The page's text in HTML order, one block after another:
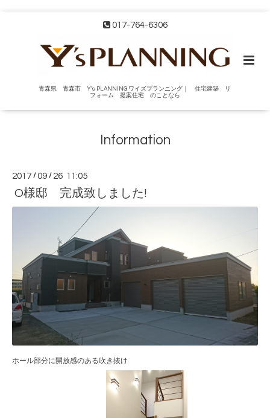
017-764-6306
青森県 青森市 Y's PLANNING ワイズプランニング｜ 住宅建築 リ
フォーム 提案住宅 のことなら
Information
2017 /09 / 26 11:05
O様邸 完成致しました!
ホール部分に開放感のある吹き抜け